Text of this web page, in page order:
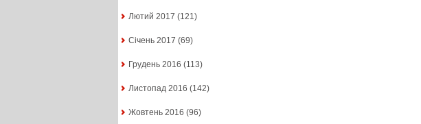
Лютий 2017 (121)
Січень 2017 (69)
Грудень 2016 (113)
Листопад 2016 (142)
Жовтень 2016 (96)